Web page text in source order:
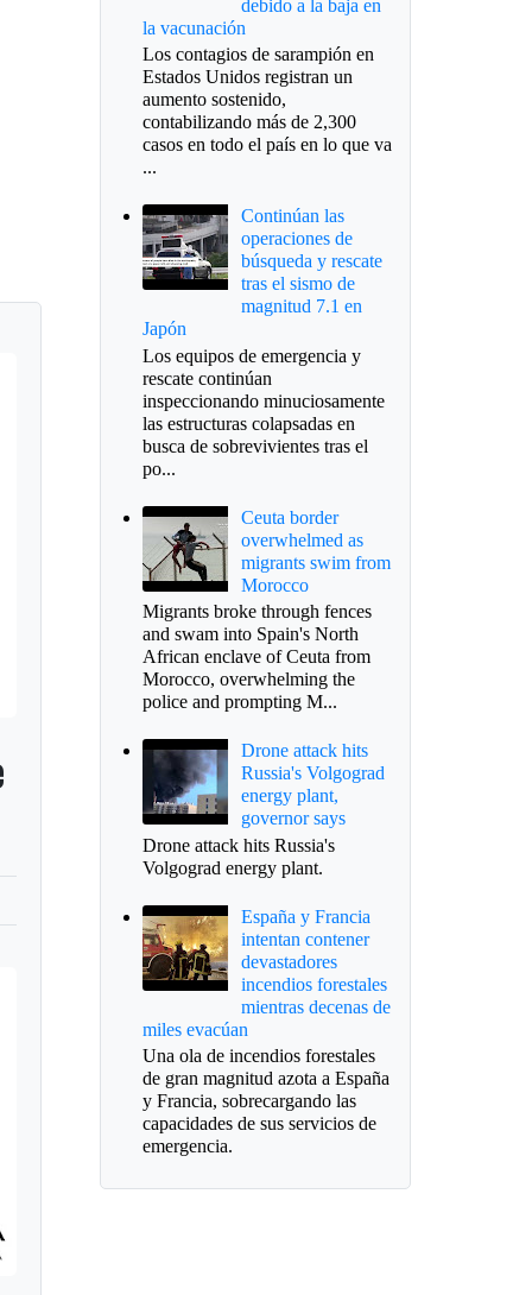
debido a la baja en
la vacunación
Los contagios de sarampión en
Estados Unidos registran un
aumento sostenido,
contabilizando más de 2,300
casos en todo el país en lo que va
...
Continúan las
operaciones de
búsqueda y rescate
tras el sismo de
magnitud 7.1 en
Japón
Los equipos de emergencia y
rescate continúan
inspeccionando minuciosamente
las estructuras colapsadas en
busca de sobrevivientes tras el
po...
Ceuta border
overwhelmed as
migrants swim from
Morocco
Migrants broke through fences
and swam into Spain's North
African enclave of Ceuta from
Morocco, overwhelming the
police and prompting M...
Drone attack hits
Russia's Volgograd
energy plant,
governor says
Drone attack hits Russia's
Volgograd energy plant.
España y Francia
intentan contener
devastadores
incendios forestales
mientras decenas de
miles evacúan
Una ola de incendios forestales
de gran magnitud azota a España
y Francia, sobrecargando las
capacidades de sus servicios de
emergencia.